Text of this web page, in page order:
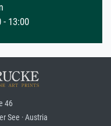
- 13:00
46
See · Austria